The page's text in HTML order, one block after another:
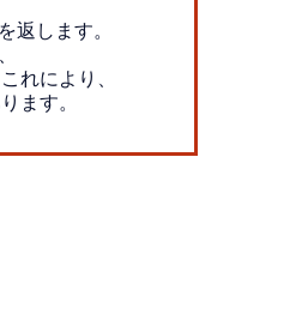
返します。
れにより、
ます。